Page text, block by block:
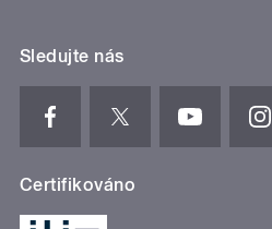
Sledujte nás
Certifikováno